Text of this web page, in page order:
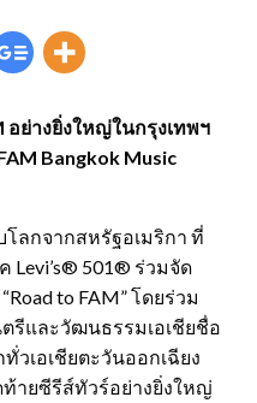
อย่างยิ่งใหญ่ในกรุงเทพฯ
Bangkok Music
โลกจากสหรัฐอเมริกา ที่
Levi’s® 501® ร่วมจัด
to FAM” โดยร่วม
รีและวัฒนธรรมเอเชียชื่อ
วเอเชียตะวันออกเฉียง
ายซีรีส์ทัวร์อย่างยิ่งใหญ่